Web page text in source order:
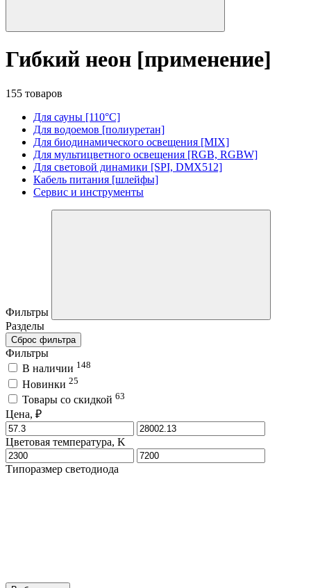
Гибкий неон [применение]
155 товаров
Для сауны [110°C]
Для водоемов [полиуретан]
Для биодинамического освещения [MIX]
Для мультицветного освещения [RGB, RGBW]
Для световой динамики [SPI, DMX512]
Кабель питания [шлейфы]
Сервис и инструменты
Фильтры
Разделы
Сброс фильтра
Фильтры
В наличии 148
Новинки 25
Товары со скидкой 63
Цена, ₽
Цветовая температура, K
Типоразмер светодиода